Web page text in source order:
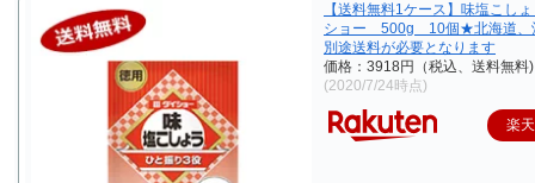
【送料無料1ケース】味塩こし
ショー 500g 10個★北海道、
別途送料が必要となります
価格：3918円（税込、送料無料)
(2020/7/24時点)
楽